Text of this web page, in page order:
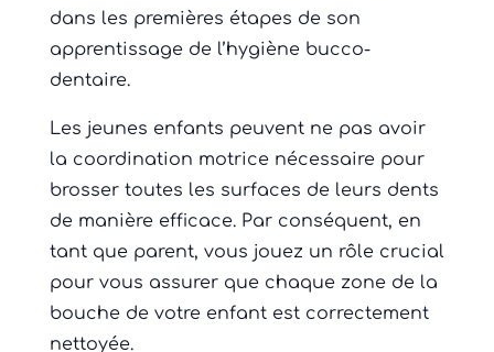
dans les premières étapes de son
apprentissage de l’hygiène bucco-
dentaire.
Les jeunes enfants peuvent ne pas avoir
la coordination motrice nécessaire pour
brosser toutes les surfaces de leurs dents
de manière efficace. Par conséquent, en
tant que parent, vous jouez un rôle crucial
pour vous assurer que chaque zone de la
bouche de votre enfant est correctement
nettoyée.